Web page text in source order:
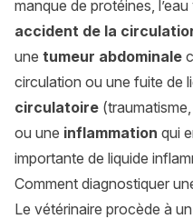
manque de protéines,
accident de la
une tumeur abdominale
circulation ou une fuite de
circulatoire
ou une inflammation qui
importante de liquide
Comment diagnostiquer
Le vétérinaire procède à un